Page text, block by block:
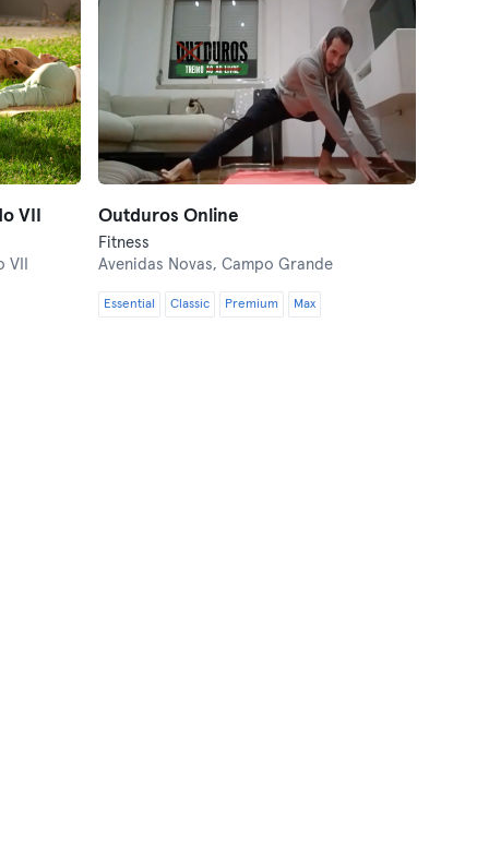
VII Outduros Online
Fitness
Avenidas Novas,Campo Grande
Essential Classic Premium Max